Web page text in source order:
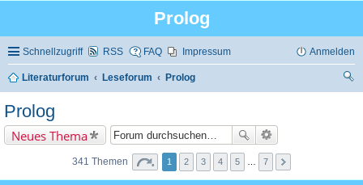
Prolog
Schnellzugriff RSS FAQ Impressum Anmelden
Literaturforum Leseforum
Prolog
Prolog
Neues Thema
341 Themen 1 2 3 4 5 7